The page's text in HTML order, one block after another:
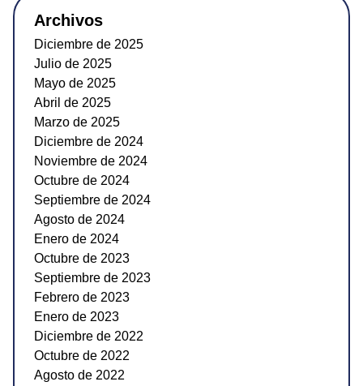
Archivos
Diciembre de 2025
Julio de 2025
Mayo de 2025
Abril de 2025
Marzo de 2025
Diciembre de 2024
Noviembre de 2024
Octubre de 2024
Septiembre de 2024
Agosto de 2024
Enero de 2024
Octubre de 2023
Septiembre de 2023
Febrero de 2023
Enero de 2023
Diciembre de 2022
Octubre de 2022
Agosto de 2022